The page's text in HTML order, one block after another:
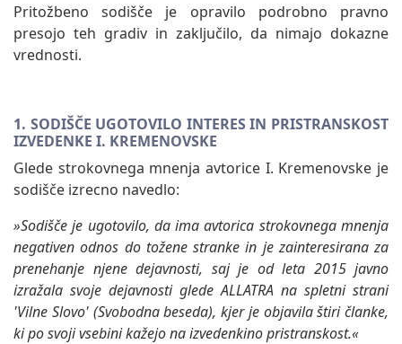
Pritožbeno sodišče je opravilo podrobno pravno
presojo teh gradiv in zaključilo, da nimajo dokazne
vrednosti.
1. SODIŠČE UGOTOVILO INTERES IN PRISTRANSKOST
IZVEDENKE I. KREMENOVSKE
Glede strokovnega mnenja avtorice I. Kremenovske je
sodišče izrecno navedlo:
»Sodišče je ugotovilo, da ima avtorica strokovnega mnenja
negativen odnos do tožene stranke in je zainteresirana za
prenehanje njene dejavnosti, saj je od leta 2015 javno
izražala svoje dejavnosti glede ALLATRA na spletni strani
'Vilne Slovo' (Svobodna beseda), kjer je objavila štiri članke,
ki po svoji vsebini kažejo na izvedenkino pristranskost.«